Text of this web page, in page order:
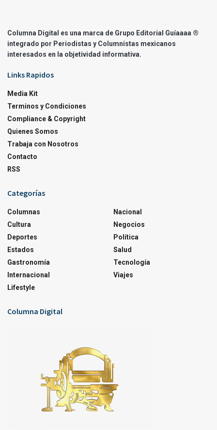
Columna Digital es una marca de Grupo Editorial Guíaaaa ®
integrado por Periodistas y Columnistas mexicanos
interesados en la objetividad informativa.
Links Rapidos
Media Kit
Terminos y Condiciones
Compliance & Copyright
Quienes Somos
Trabaja con Nosotros
Contacto
RSS
Categorías
Columnas
Cultura
Deportes
Estados
Gastronomía
Internacional
Lifestyle
Nacional
Negocios
Política
Salud
Tecnología
Viajes
Columna Digital